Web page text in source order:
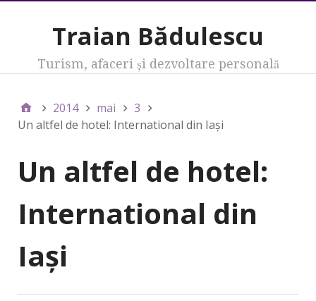
Traian Bădulescu
Turism, afaceri şi dezvoltare personală
2014 mai
3
Un altfel de hotel: International din Iaşi
Un altfel de hotel:
International din
Iaşi